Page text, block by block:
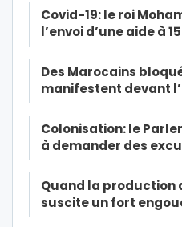
Covid-19: le roi
l’envoi d’une aide à
Des Marocains
manifestent devant
Colonisation: le
à demander des
Quand la production
suscite un fort